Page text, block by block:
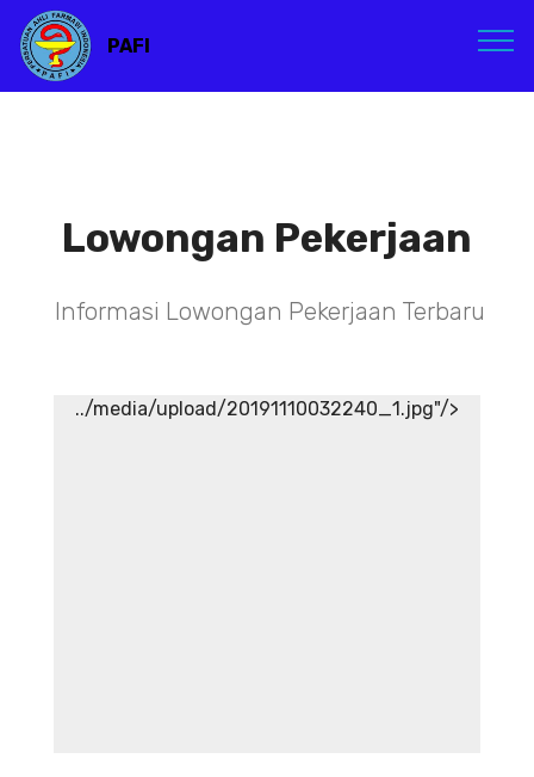
PAFI
Lowongan Pekerjaan
Informasi Lowongan Pekerjaan Terbaru
../media/upload/20191110032240_1.jpg"/>